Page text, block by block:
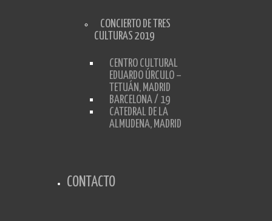
CONCIERTO DE TRES
CULTURAS 2019
CENTRO CULTURAL
EDUARDO ÚRCULO –
TETUÁN, MADRID
BARCELONA / 19
CATEDRAL DE LA
ALMUDENA, MADRID
CONTACTO